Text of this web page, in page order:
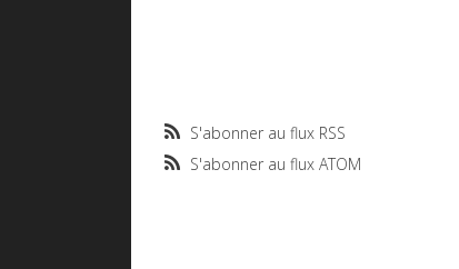
S'abonner au flux RSS
S'abonner au flux ATOM